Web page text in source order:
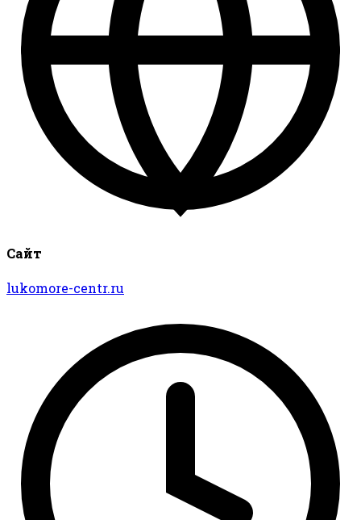
Сайт
lukomore-centr.ru